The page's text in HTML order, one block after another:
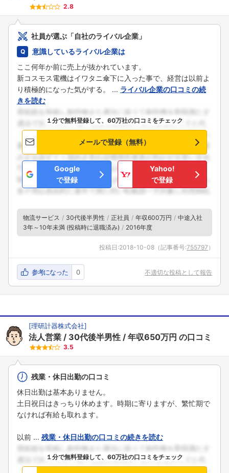
2.8
社員が選ぶ「自社のライバル企業」
意識しているライバル企業は
ここ何年か前に売上が抜かれています。
新コスモス電機はイワタニ傘下に入った事で、経営は以前よ
り積極的になった気がする。 ... ライバル企業の口コミの続
きを読む
１分で無料登録して、60万社の口コミをチェック
メールで登録（無料）
Google
で登録
Yahoo!
で登録
物流サービス 30代後半男性 正社員 年収600万円
中途入社
3年～10年未満 (投稿時に退職済み)
2016年度
投稿日:2018-10-08 （記事番号:755797 ）
参考になった 0 不適切な投稿として報告
[理研計器株式会社]
法人営業 30代後半男性 年収650万円 の口コミ
3.5
残業・休日出勤の口コミ
休日出勤は基本ありません。
土日祝日はきっちり休めます。時期に寄りますが、繁忙期で
なければ有給も取れます。
以前 ... 残業・休日出勤の口コミの続きを読む
１分で無料登録して、60万社の口コミをチェック